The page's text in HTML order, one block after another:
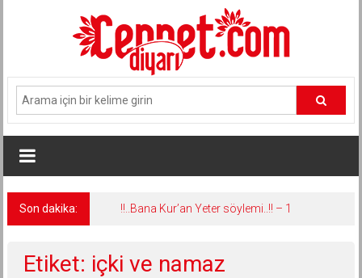
Son dakika: !!..Bana Kur’an Yeter söylemi..!! – 1
Etiket: içki ve namaz